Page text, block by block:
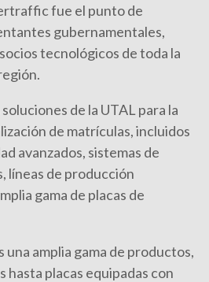
fue el punto de
gubernamentales,
tecnológicos de toda la
de la UTAL para la
de matrículas, incluidos
avanzados, sistemas de
líneas de producción
gama de placas de
una amplia gama de productos,
hasta placas equipadas con